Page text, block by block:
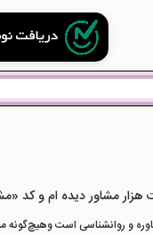
ام و کد «مشاور-20400» را
و روانشناسی است وهیچ‌گونه